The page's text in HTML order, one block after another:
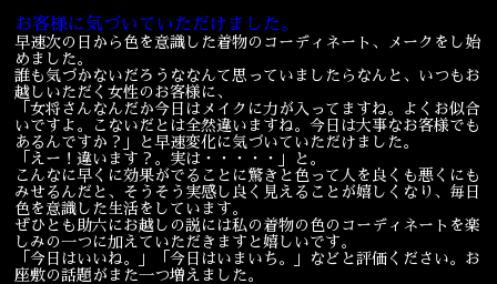
お客様に気づいていただけました。
早速次の日から色を意識した着物のコーディネート、メークをし始
めました。
誰も気づかないだろうななんて思っていましたらなんと、いつもお
越しいただく女性のお客様に、
「女将さんなんだか今日はメイクに力が入ってますね。よくお似合
いですよ。こないだとは全然違いますね。今日は大事なお客様でも
あるんですか？」と早速変化に気づいていただけました。
「えー！違います？。実は・・・・・」と。
こんなに早くに効果がでることに驚きと色って人を良くも悪くにも
みせるんだと、そうそう実感し良く見えることが嬉しくなり、毎日
色を意識した生活をしています。
ぜひとも助六にお越しの説には私の着物の色のコーディネートを楽
しみの一つに加えていただきますと嬉しいです。
「今日はいいね。」「今日はいまいち。」などと評価ください。お
座敷の話題がまた一つ増えました。